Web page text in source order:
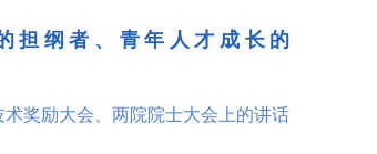
担纲者、青年人才成长的
奖励大会、两院院士大会上的讲话